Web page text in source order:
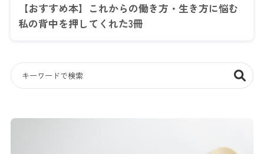
【おすすめ本】これからの働き方・生き方に悩む
私の背中を押してくれた3冊